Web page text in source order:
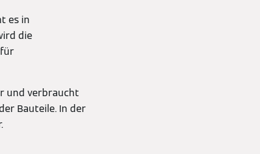
es in
die
und verbraucht
Bauteile. In der